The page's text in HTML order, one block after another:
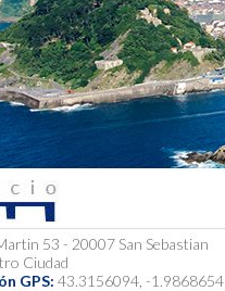
53 - 20007 San Sebastian
Ciudad
GPS: 43.3156094, -1.9868654